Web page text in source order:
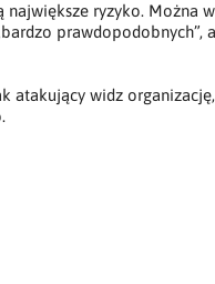
ryzyko.
atakujący widz